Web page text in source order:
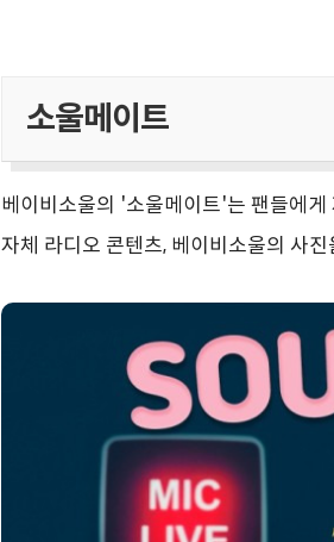
소울메이트
베이비소울의 '소울메이트'는 팬들에
자체 라디오 콘텐츠, 베이비소울의 사